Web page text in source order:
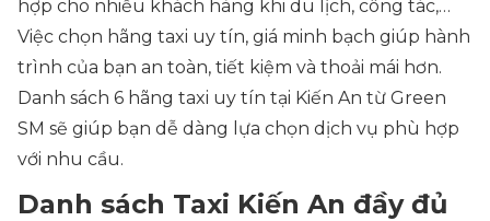
hợp cho nhiều khách hàng khi du lịch, công tác,…
Việc chọn hãng taxi uy tín, giá minh bạch giúp hành
trình của bạn an toàn, tiết kiệm và thoải mái hơn.
Danh sách 6 hãng taxi uy tín tại Kiến An từ Green
SM sẽ giúp bạn dễ dàng lựa chọn dịch vụ phù hợp
với nhu cầu.
Danh sách Taxi Kiến An đầy đủ